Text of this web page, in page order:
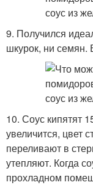
9. Получился
шкурок, ни семян.
10. Соус кипятят
увеличится, цвет
переливают в
утепляют. Когда
прохладном